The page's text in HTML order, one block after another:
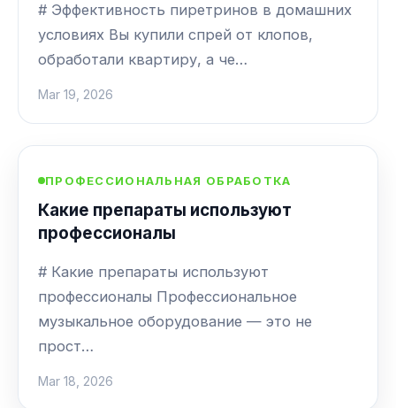
# Эффективность пиретринов в домашних
условиях Вы купили спрей от клопов,
обработали квартиру, а че…
Mar 19, 2026
ПРОФЕССИОНАЛЬНАЯ ОБРАБОТКА
Какие препараты используют
профессионалы
# Какие препараты используют
профессионалы Профессиональное
музыкальное оборудование — это не
прост…
Mar 18, 2026